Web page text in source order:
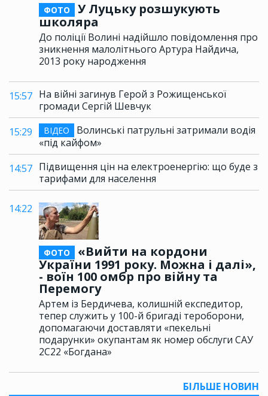
ФОТО
У Луцьку розшукують
школяра
До поліції Волині надійшло повідомлення про
зникнення малолітнього Артура Найдича,
2013 року народження
15:57 На війні загинув Герой з Рожищенської
громади Сергій Шевчук
15:29
ВІДЕО
Волинські патрульні затримали водія
«під кайфом»
14:57 Підвищення цін на електроенергію: що буде з
тарифами для населення
14:22
ФОТО
«Вийти на кордони
України 1991 року. Можна і далі»,
- воїн 100 омбр про війну та
Перемогу
Артем із Бердичева, колишній експедитор,
тепер служить у 100-й бригаді тероборони,
допомагаючи доставляти «пекельні
подарунки» окупантам як номер обслуги САУ
2С22 «Богдана»
БІЛЬШЕ НОВИН